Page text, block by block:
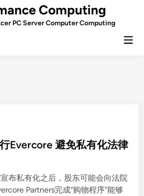
Computing
PC Server Computer Computing
Evercore 避免私有化法律
布私有化之后，股东可能会向法院
Partners完成“购物程序”能够